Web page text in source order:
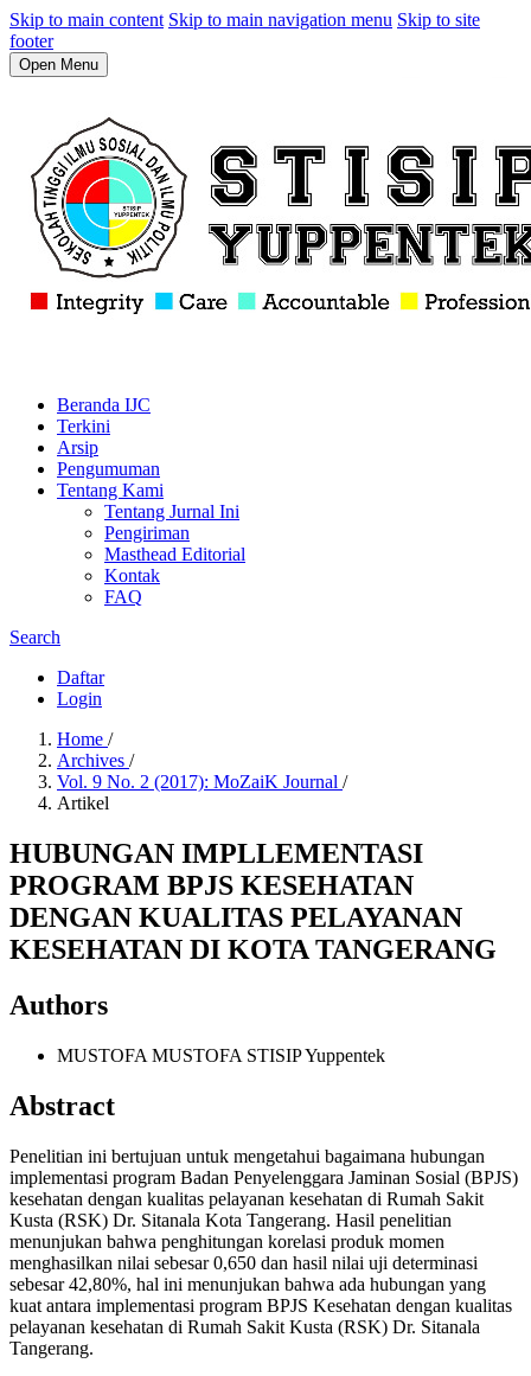
Skip to main content Skip to main navigation menu Skip to site
footer
Open Menu
Beranda IJC
Terkini
Arsip
Pengumuman
Tentang Kami
Tentang Jurnal Ini
Pengiriman
Masthead Editorial
Kontak
FAQ
Search
Daftar
Login
Home /
Archives /
Vol. 9 No. 2 (2017): MoZaiK Journal /
Artikel
HUBUNGAN IMPLLEMENTASI
PROGRAM BPJS KESEHATAN
DENGAN KUALITAS PELAYANAN
KESEHATAN DI KOTA TANGERANG
Authors
MUSTOFA MUSTOFA STISIP Yuppentek
Abstract
Penelitian ini bertujuan untuk mengetahui bagaimana hubungan
implementasi program Badan Penyelenggara Jaminan Sosial (BPJS)
kesehatan dengan kualitas pelayanan kesehatan di Rumah Sakit
Kusta (RSK) Dr. Sitanala Kota Tangerang. Hasil penelitian
menunjukan bahwa penghitungan korelasi produk momen
menghasilkan nilai sebesar 0,650 dan hasil nilai uji determinasi
sebesar 42,80%, hal ini menunjukan bahwa ada hubungan yang
kuat antara implementasi program BPJS Kesehatan dengan kualitas
pelayanan kesehatan di Rumah Sakit Kusta (RSK) Dr. Sitanala
Tangerang.